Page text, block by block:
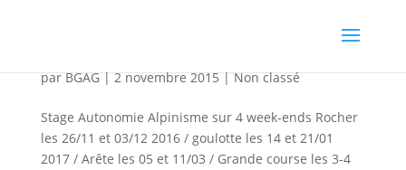
parBGAG|2 novembre 2015|Non classé
Stage Autonomie Alpinisme sur 4 week-ends Rocher
les 26/11 et 03/12 2016 / goulotte les 14 et 21/01
2017 / Arête les 05 et 11/03 / Grande course les 3-4